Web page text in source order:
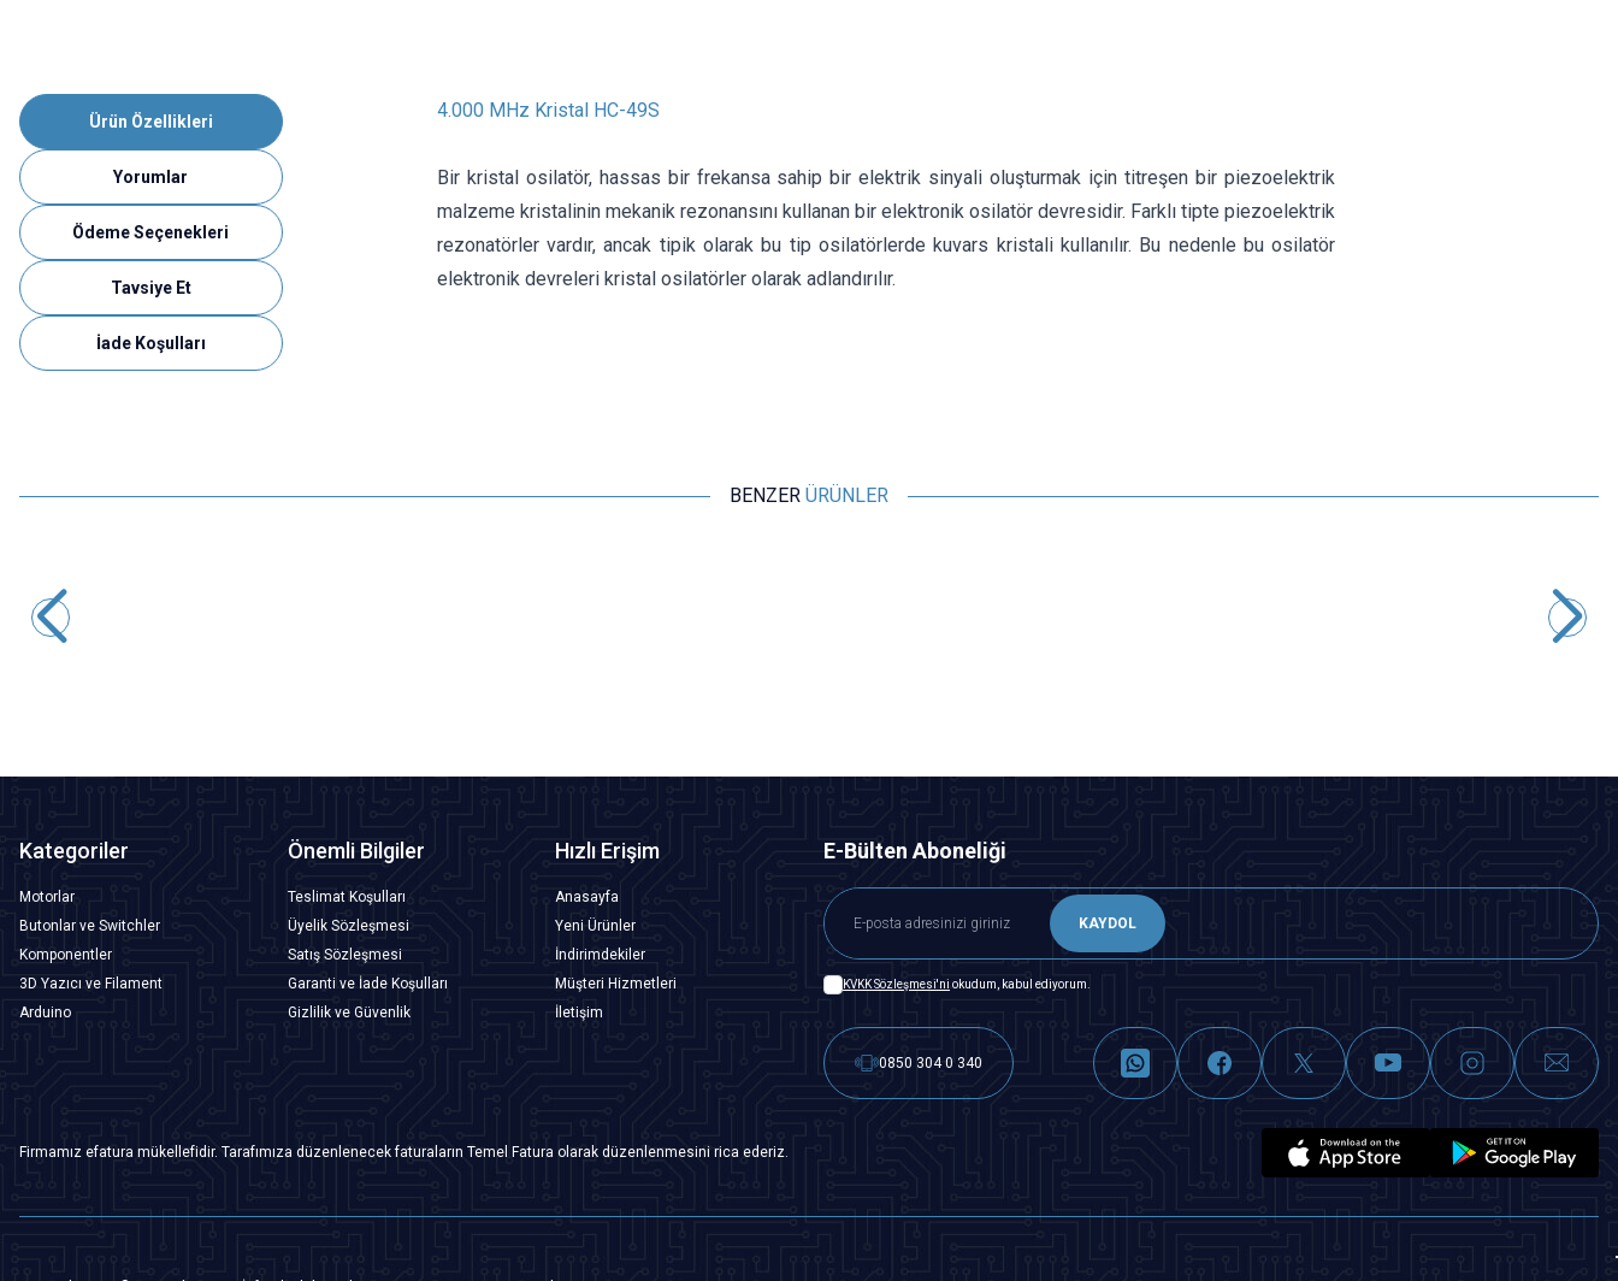
Ürün Özellikleri
Yorumlar
Ödeme Seçenekleri
Tavsiye Et
İade Koşulları
4.000 MHz Kristal HC-49S
Bir kristal osilatör, hassas bir frekansa sahip bir elektrik sinyali oluşturmak için titreşen bir piezoelektrik
malzeme kristalinin mekanik rezonansını kullanan bir elektronik osilatör devresidir. Farklı tipte piezoelektrik
rezonatörler vardır, ancak tipik olarak bu tip osilatörlerde kuvars kristali kullanılır. Bu nedenle bu osilatör
elektronik devreleri kristal osilatörler olarak adlandırılır.
BENZER ÜRÜNLER
Kategoriler
Motorlar
Butonlar ve Switchler
Komponentler
3D Yazıcı ve Filament
Arduino
Önemli Bilgiler
Teslimat Koşulları
Üyelik Sözleşmesi
Satış Sözleşmesi
Garanti ve İade Koşulları
Gizlilik ve Güvenlik
Hızlı Erişim
Anasayfa
Yeni Ürünler
İndirimdekiler
Müşteri Hizmetleri
İletişim
E-Bülten Aboneliği
KAYDOL
KVKK Sözleşmesi'ni okudum, kabul ediyorum.
0850 304 0 340
Firmamız efatura mükellefidir. Tarafımıza düzenlenecek faturaların Temel Fatura olarak düzenlenmesini rica ederiz.